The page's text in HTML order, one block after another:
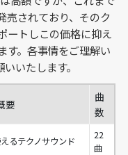
売されており、そのク
ートしこの価格に抑え
す。各事情をご理解い
いたします。
要
曲
数
るテクノサウンド
22
曲